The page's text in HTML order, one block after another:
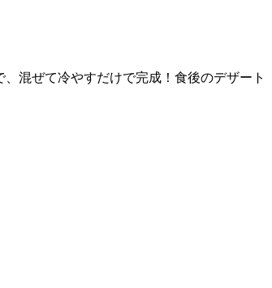
混ぜて冷やすだけで完成！食後のデザート